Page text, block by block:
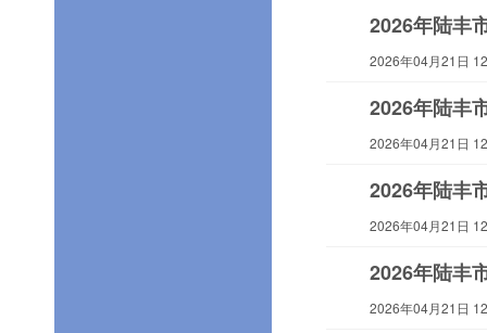
2026年陆丰
2026年04月21日
2026年陆丰
2026年04月21日
2026年陆丰
2026年04月21日
2026年陆丰
2026年04月21日